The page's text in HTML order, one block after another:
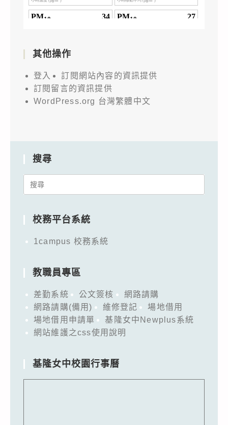
其他操作
登入
訂閱網站內容的資訊提供
訂閱留言的資訊提供
WordPress.org 台灣繁體中文
搜尋
Search
校務平台系統
1campus 校務系統
教職員專區
差勤系統 公文簽核
網路請購
網路請購(備用)
維修登記
場地借用
場地借用申請單
基隆女中Newplus系統
網站維護之css使用說明
基隆女中校園行事曆